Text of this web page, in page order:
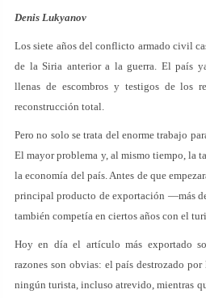
Denis Lukyanov
Los siete años del conflicto armado civil
de la Siria anterior a la guerra. El país
llenas de escombros y testigos de los
reconstrucción total.
Pero no solo se trata del enorme trabajo
El mayor problema y, al mismo tiempo, la
la economía del país. Antes de que
principal producto de exportación —más
también competía en ciertos años con el
Hoy en día el artículo más exportado
razones son obvias: el país destrozado por
ningún turista, incluso atrevido, mientras